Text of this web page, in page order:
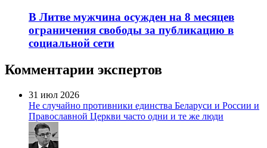
В Литве мужчина осужден на 8 месяцев
ограничения свободы за публикацию в
социальной сети
Комментарии экспертов
31 июл 2026
Не случайно противники единства Беларуси и России и
Православной Церкви часто одни и те же люди